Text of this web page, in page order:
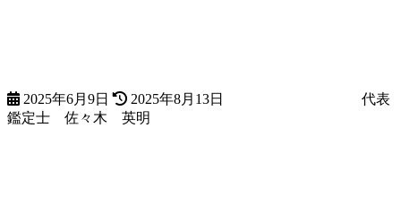
2025年6月9日 2025年8月13日
代表
鑑定士 佐々木 英明